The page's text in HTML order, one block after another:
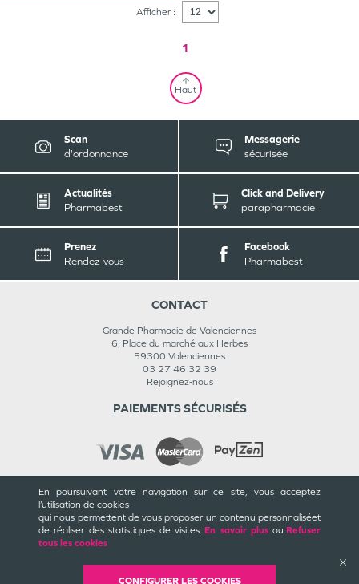
En poursuivant votre navigation sur ce site, vous acceptez
l’utilisation de cookies
qui nous permettent de vous proposer un contenu personnaliséet
de réaliser des statistiques de visites. En savoir plusou Refuser
tous les cookies
CONFIGURER LES COOKIES
Afficher :
1
Haut
Scan
d'ordonnance
Messagerie
sécurisée
Actualités
Pharmabest
Click and Delivery
parapharmacie
Prenez
Rendez-vous
Facebook
Pharmabest
CONTACT
Grande Pharmacie de Valenciennes
6, Place du marché aux Herbes
59300 Valenciennes
03 27 46 32 39
Rejoignez-nous
INFORMATIONS
CGU / CGV
Mentions légales
PAIEMENTS SÉCURISÉS